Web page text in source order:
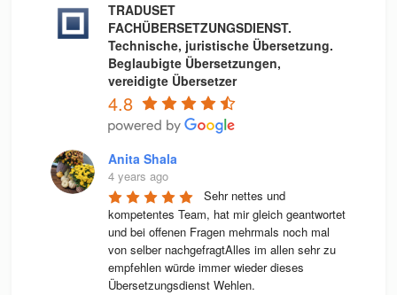
TRADUSET
FACHÜBERSETZUNGSDIENST.
Technische, juristische Übersetzung.
Beglaubigte Übersetzungen,
vereidigte Übersetzer
4.8
Anita Shala
4 years ago
Sehr nettes und
kompetentes Team, hat mir gleich geantwortet
und bei offenen Fragen mehrmals noch mal
von selber nachgefragtAlles im allen sehr zu
empfehlen würde immer wieder dieses
Übersetzungsdienst Wehlen.